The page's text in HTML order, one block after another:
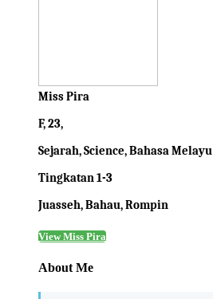
Miss Pira
F, 23,
Sejarah, Science, Bahasa Melayu
Tingkatan 1-3
Juasseh, Bahau, Rompin
View Miss Pira
About Me